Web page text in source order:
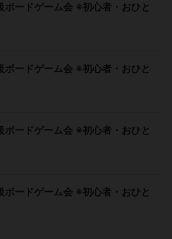
ードゲーム会 ※初心者・おひと
ードゲーム会 ※初心者・おひと
ードゲーム会 ※初心者・おひと
ードゲーム会 ※初心者・おひと